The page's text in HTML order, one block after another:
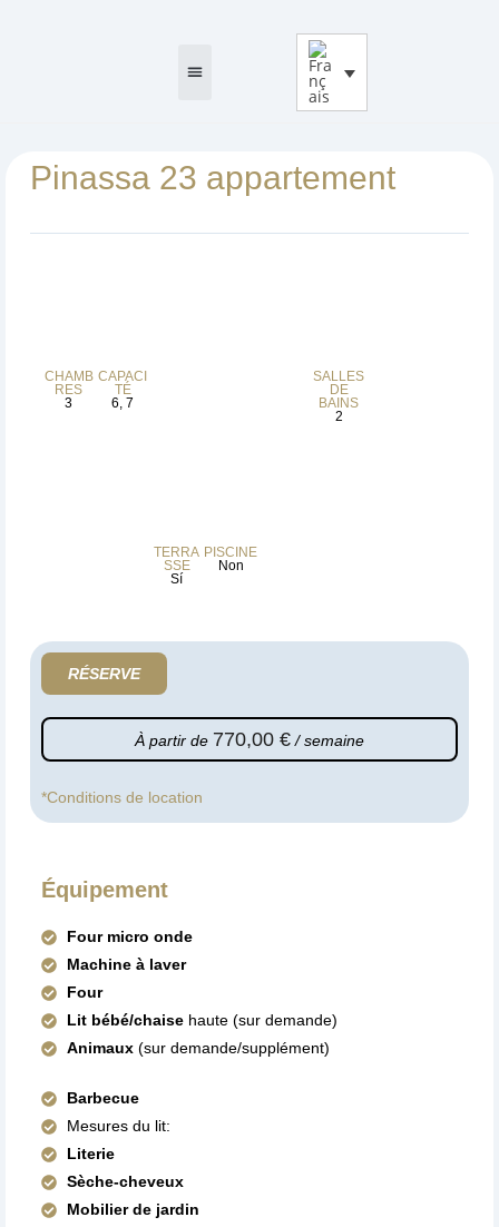
Pinassa 23 appartement
CHAMB
RES
3
CAPACI
TÉ
6, 7
SALLES
DE
BAINS
2
TERRA
SSE
Sí
PISCINE
Non
RÉSERVE
À partir de 770,00 €/ semaine
*Conditions de location
Équipement
Four micro onde
Machine à laver
Four
Lit bébé/chaise haute (sur demande)
Animaux(sur demande/supplément)
Barbecue
Mesures du lit:
Literie
Sèche-cheveux
Mobilier de jardin